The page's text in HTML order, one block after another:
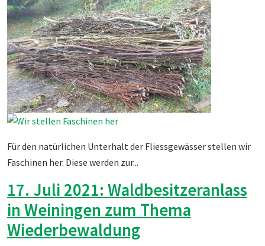
Für den natürlichen Unterhalt der Fliessgewässer stellen wir
Faschinen her. Diese werden zur...
17. Juli 2021: Waldbesitzeranlass
in Weiningen zum Thema
Wiederbewaldung